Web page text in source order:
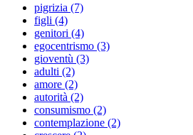
pigrizia (7)
figli (4)
genitori (4)
egocentrismo (3)
gioventù (3)
adulti (2)
amore (2)
autorità (2)
consumismo (2)
contemplazione (2)